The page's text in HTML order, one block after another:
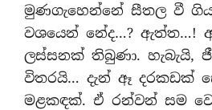
මුණගැහෙන්නේ සීතල වී
වශයෙන් නේද…? ඇත්ත…!
ලස්සනක් තිබුණා. හැබැයි,
විතරයි… දැන් ඈ දරකඩක්
මළකඳක්. ඒ රන්වන් සම